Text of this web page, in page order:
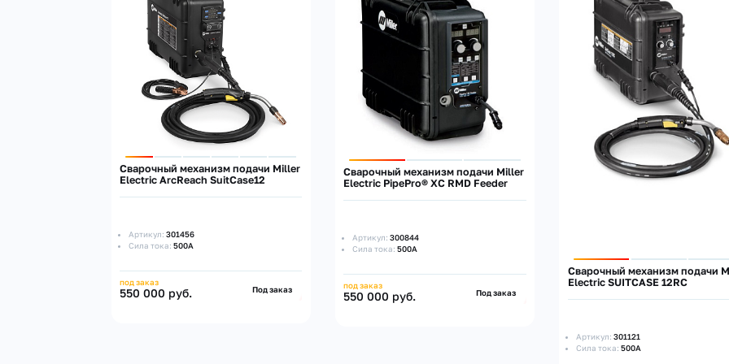
Сварочный механизм подачи Miller
Electric ArcReach SuitCase12
Артикул: 301456
Сила тока: 500А
под заказ
550 000 руб. Под заказ
Сварочный механизм подачи Miller
Electric PipePro® XC RMD Feeder
Артикул: 300844
Сила тока: 500А
под заказ
550 000 руб. Под заказ
Сварочный механизм подачи
Electric SUITCASE 12RC
Артикул: 301121
Сила тока: 500А